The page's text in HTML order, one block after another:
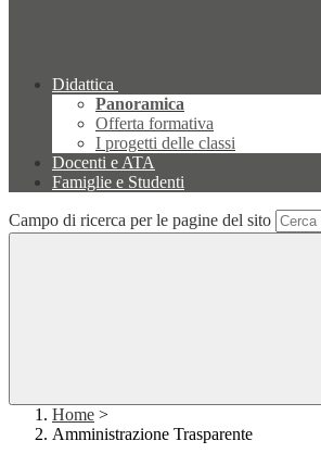
Didattica
Panoramica
Offerta formativa
I progetti delle classi
Docenti e ATA
Famiglie e Studenti
Campo di ricerca per le pagine del sito
Home >
Amministrazione Trasparente